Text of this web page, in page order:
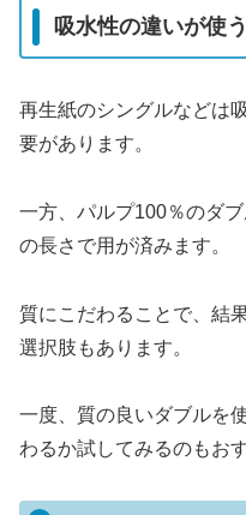
吸水性の違いが使
再生紙のシングルなどは
要があります。
一方、パルプ100％のダ
の長さで用が済みます。
質にこだわることで、結
選択肢もあります。
一度、質の良いダブルを
わるか試してみるのもお